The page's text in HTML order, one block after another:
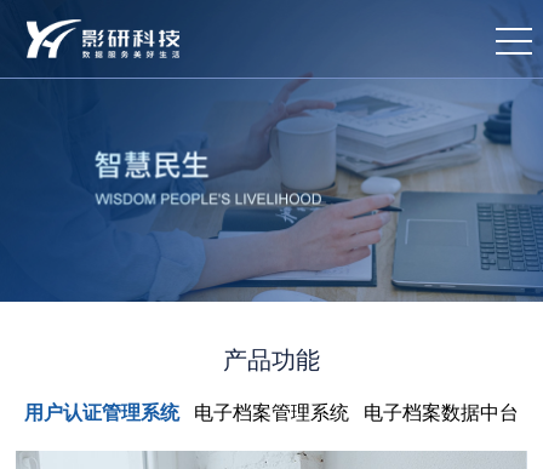
产品功能
用户认证管理系统 电子档案管理系统 电子档案数据中台